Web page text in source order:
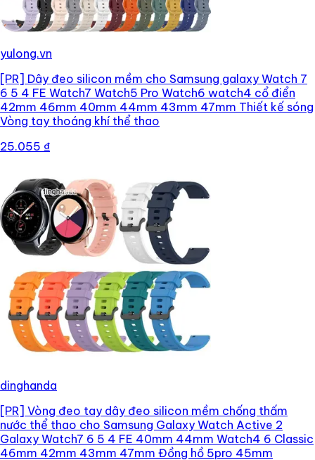
yulong.vn
[PR] Dây đeo silicon mềm cho Samsung galaxy Watch 7
6 5 4 FE Watch7 Watch5 Pro Watch6 watch4 cổ điển
42mm 46mm 40mm 44mm 43mm 47mm Thiết kế sóng
Vòng tay thoáng khí thể thao
25.055 ₫
dinghanda
[PR] Vòng đeo tay dây đeo silicon mềm chống thấm
nước thể thao cho Samsung Galaxy Watch Active 2
Galaxy Watch7 6 5 4 FE 40mm 44mm Watch4 6 Classic
46mm 42mm 43mm 47mm Đồng hồ 5pro 45mm